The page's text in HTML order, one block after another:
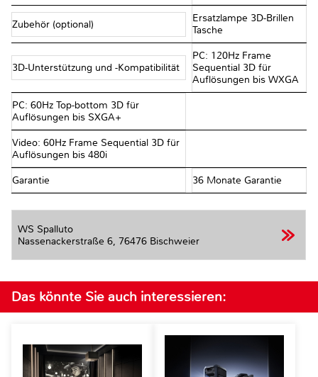
Zubehör (optional)
Ersatzlampe 3D-Brillen
Tasche
3D-Unterstützung und -Kompatibilität
PC: 120Hz Frame
Sequential 3D für
Auflösungen bis WXGA
PC: 60Hz Top-bottom 3D für
Auflösungen bis SXGA+
Video: 60Hz Frame Sequential 3D für
Auflösungen bis 480i
Garantie 36 Monate Garantie
WS Spalluto
Nassenackerstraße 6, 76476 Bischweier
Das könnte Sie auch interessieren: